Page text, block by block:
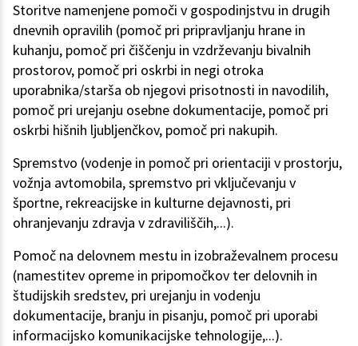
Storitve namenjene pomoči v gospodinjstvu in drugih
dnevnih opravilih (pomoč pri pripravljanju hrane in
kuhanju, pomoč pri čiščenju in vzdrževanju bivalnih
prostorov, pomoč pri oskrbi in negi otroka
uporabnika/starša ob njegovi prisotnosti in navodilih,
pomoč pri urejanju osebne dokumentacije, pomoč pri
oskrbi hišnih ljubljenčkov, pomoč pri nakupih.
Spremstvo (vodenje in pomoč pri orientaciji v prostorju,
vožnja avtomobila, spremstvo pri vključevanju v
športne, rekreacijske in kulturne dejavnosti, pri
ohranjevanju zdravja v zdraviliščih,...).
Pomoč na delovnem mestu in izobraževalnem procesu
(namestitev opreme in pripomočkov ter delovnih in
študijskih sredstev, pri urejanju in vodenju
dokumentacije, branju in pisanju, pomoč pri uporabi
informacijsko komunikacijske tehnologije,...).